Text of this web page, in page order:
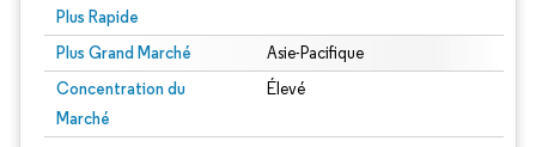
Plus Rapide
Plus Grand Marché Asie-Pacifique
Concentration du
Marché
Élevé